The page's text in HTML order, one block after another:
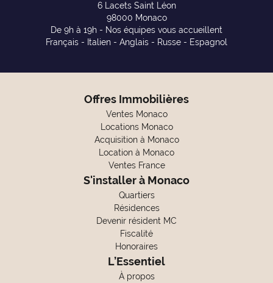
6 Lacets Saint Léon
98000 Monaco
De 9h à 19h - Nos équipes vous accueillent
Français - Italien - Anglais - Russe - Espagnol
Offres Immobilières
Ventes Monaco
Locations Monaco
Acquisition à Monaco
Location à Monaco
Ventes France
S'installer à Monaco
Quartiers
Résidences
Devenir résident MC
Fiscalité
Honoraires
L’Essentiel
À propos